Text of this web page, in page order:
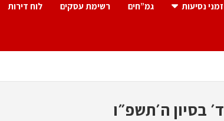
זמני נסיעות גמ”חים רשימת עסקים לוח דירות
ד׳ בסיון ה׳תשפ״ו